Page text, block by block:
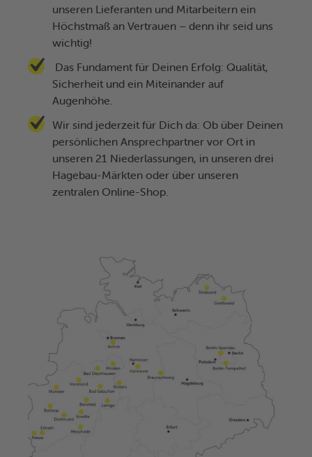
unseren Lieferanten und Mitarbeitern ein
Höchstmaß an Vertrauen – denn ihr seid uns
wichtig!
Das Fundament für Deinen Erfolg: Qualität,
Sicherheit und ein Miteinander auf
Augenhöhe.
Wir sind jederzeit für Dich da: Ob über Deinen
persönlichen Ansprechpartner vor Ort in
unseren 21 Niederlassungen, in unseren drei
Hagebau-Märkten oder über unseren
zentralen Online-Shop.